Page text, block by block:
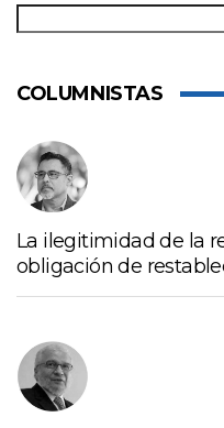
COLUMNISTAS
La ilegitimidad de la
obligación de